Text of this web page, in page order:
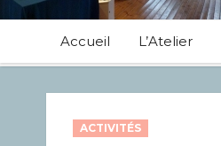
Accueil L’Atelier
ACTIVITÉS